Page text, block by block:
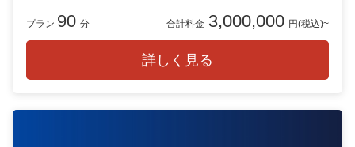
プラン 90 分 合計料金 3,000,000 円(税込)~
詳しく見る